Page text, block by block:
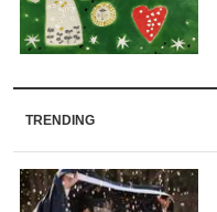
TRENDING